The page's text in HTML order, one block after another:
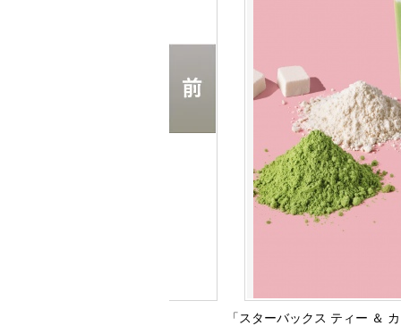
「スターバックス ティー ＆